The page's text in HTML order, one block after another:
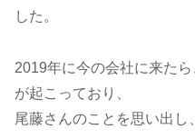
した。
2019年に今の会社に来た
が起こっており、
尾藤さんのことを思い出し